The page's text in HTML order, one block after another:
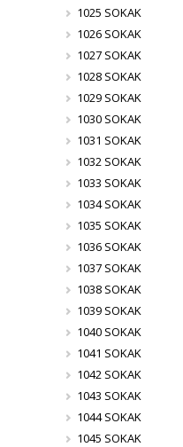
1025 SOKAK
1026 SOKAK
1027 SOKAK
1028 SOKAK
1029 SOKAK
1030 SOKAK
1031 SOKAK
1032 SOKAK
1033 SOKAK
1034 SOKAK
1035 SOKAK
1036 SOKAK
1037 SOKAK
1038 SOKAK
1039 SOKAK
1040 SOKAK
1041 SOKAK
1042 SOKAK
1043 SOKAK
1044 SOKAK
1045 SOKAK